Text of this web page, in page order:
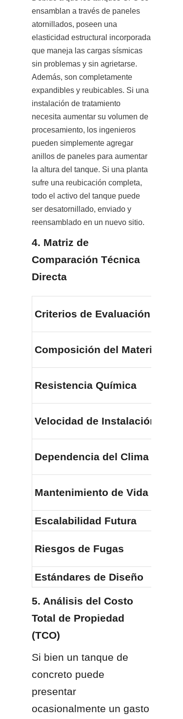
ensamblan a través de paneles
atornillados, poseen una
elasticidad estructural incorporada
que maneja las cargas sísmicas
sin problemas y sin agrietarse.
Además, son completamente
expandibles y reubicables. Si una
instalación de tratamiento
necesita aumentar su volumen de
procesamiento, los ingenieros
pueden simplemente agregar
anillos de paneles para aumentar
la altura del tanque. Si una planta
sufre una reubicación completa,
todo el activo del tanque puede
ser desatornillado, enviado y
reensamblado en un nuevo sitio.
4. Matriz de
Comparación Técnica
Directa
Criterios de Evaluación
Composición del Material
Resistencia Química
Velocidad de Instalación
Dependencia del Clima
Mantenimiento de Vida Útil
Escalabilidad Futura
Riesgos de Fugas
Estándares de Diseño
5. Análisis del Costo
Total de Propiedad
(TCO)
Si bien un tanque de
concreto puede
presentar
ocasionalmente un gasto